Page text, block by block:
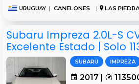
URUGUAY | CANELONES | LAS
Subaru Impreza 2.0L-S
Excelente Estado | Solo
SUBARU IMPREZA
2017 |